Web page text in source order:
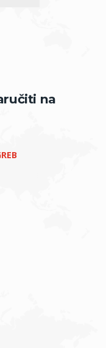
na